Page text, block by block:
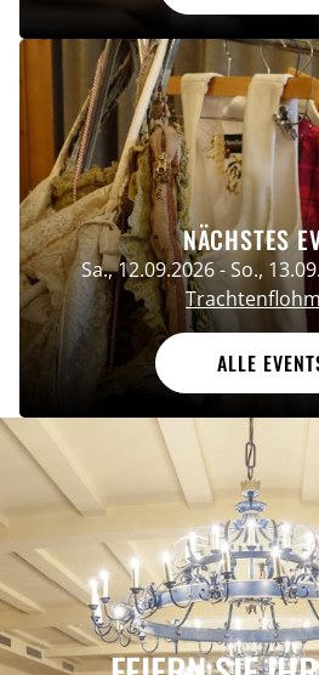
NÄCHSTES
Sa., 12.09.2026-So.,
ALLE